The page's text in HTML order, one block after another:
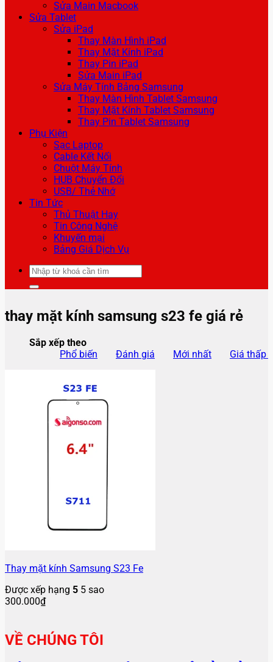
Sửa Main Macbook
Sửa Tablet
Sửa iPad
Thay Màn Hình iPad
Thay Mặt Kính iPad
Thay Pin iPad
Sửa Main iPad
Sửa Máy Tính Bảng Samsung
Thay Màn Hình Tablet Samsung
Thay Mặt Kính Tablet Samsung
Thay Pin Tablet Samsung
Phụ Kiện
Sạc Laptop
Cable Kết Nối
Chuột Máy Tính
HUB Chuyển Đổi
USB/ Thẻ Nhớ
Tin Tức
Thủ Thuật Hay
Tin Công Nghệ
Khuyến mại
Bảng Giá Dịch Vụ
Tìm
kiếm:
thay mặt kính samsung s23 fe giá rẻ
Sắp xếp theo
Phổ biến
Đánh giá Mới nhất Giá thấp
Thay mặt kính Samsung S23 Fe
Được xếp hạng 5 5 sao
300.000₫
VỀ CHÚNG TÔI